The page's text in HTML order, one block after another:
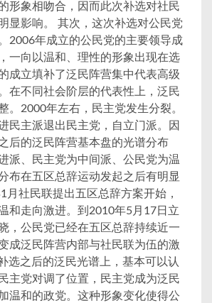
形象相吻合，因而此次补选对社民
显影响。 其次，这次补选对公民党
2006年成立的公民党的主要领导成
一向以温和、理性的形象出现在选
成立填补了泛民阵营集中代表高级
在不同社会阶层的代表性上，泛民
。2000年左右，民主党发生分裂。
民主派退出民主党，自立门派。因
后的泛民阵营基本盘的光谱分布
派、民主党为中间派、公民党为温
布在五区总辞运动发起之后有明显
月社民联提出五区总辞方案开始，
和走向激进。到2010年5月17日立
，公民党已经在五区总辞持续近一
成泛民阵营内部与社民联为伍的激
选之后的泛民光谱上，基本可以认
主党对调了位置，民主党成为泛民
温和的政党。这种形象变化使得公